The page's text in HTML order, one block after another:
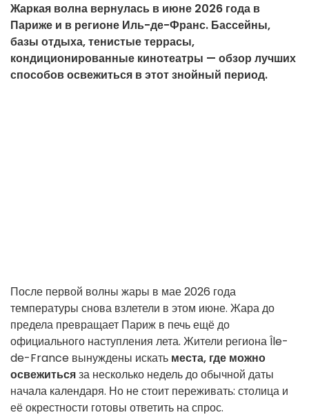
Жаркая волна вернулась в июне 2026 года в
Париже и в регионе Иль-де-Франс. Бассейны,
базы отдыха, тенистые террасы,
кондиционированные кинотеатры — обзор лучших
способов освежиться в этот знойный период.
После первой волны жары в мае 2026 года
температуры снова взлетели в этом июне. Жара до
предела превращает Париж в печь ещё до
официального наступления лета. Жители региона Île-
de-France вынуждены искать места, где можно
освежитьсяза несколько недель до обычной даты
начала календаря. Но не стоит переживать: столица и
её окрестности готовы ответить на спрос.